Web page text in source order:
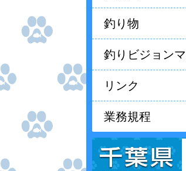
釣り物
釣りビジョン
リンク
業務規程